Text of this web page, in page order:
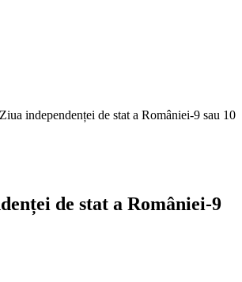
Ziua independenței de stat a României-9 sau 10
de stat a României-9